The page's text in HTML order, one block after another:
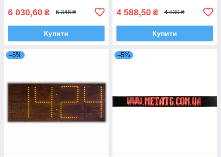
6 030,60 ₴ 6 348 ₴
Купити
4 588,50 ₴ 4 830 ₴
Купити
–5% –5%